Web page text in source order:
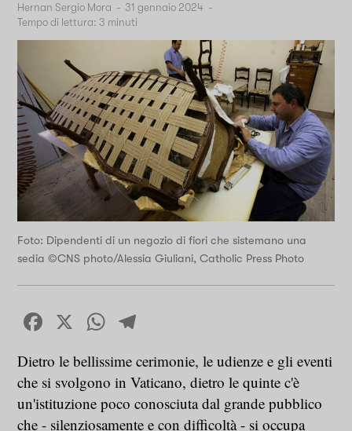
Hernan Sergio Mora - 31 gennaio 2024 -
Tempo di lettura: 3 minuti
Foto: Dipendenti di un negozio di fiori che sistemano una
sedia ©CNS photo/Alessia Giuliani, Catholic Press Photo
Facebook
X WhatsApp
Dietro le bellissime cerimonie, le udienze e gli eventi
che si svolgono in Vaticano, dietro le quinte c'è
un'istituzione poco conosciuta dal grande pubblico
che - silenziosamente e con difficoltà - si occupa